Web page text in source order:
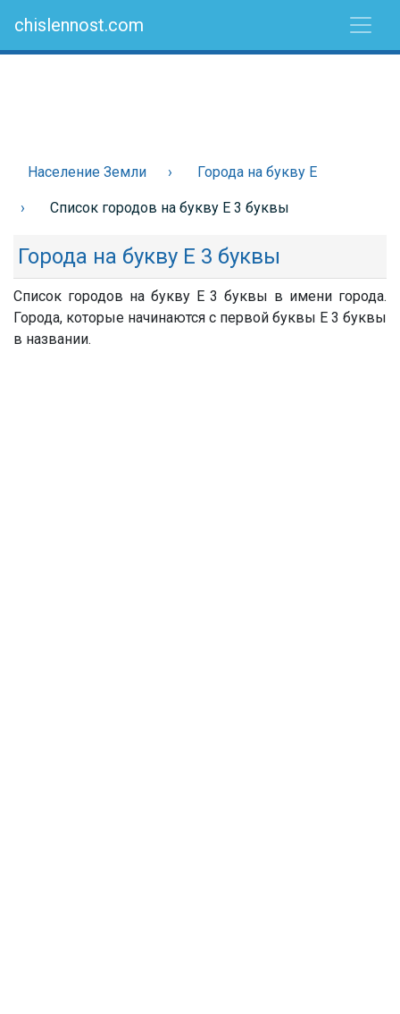
chislennost.com
Население Земли Города на букву Е
Список городов на букву Е 3 буквы
Города на букву Е 3 буквы
Список городов на букву Е 3 буквы в имени города.
Города, которые начинаются с первой буквы Е 3 буквы
в названии.